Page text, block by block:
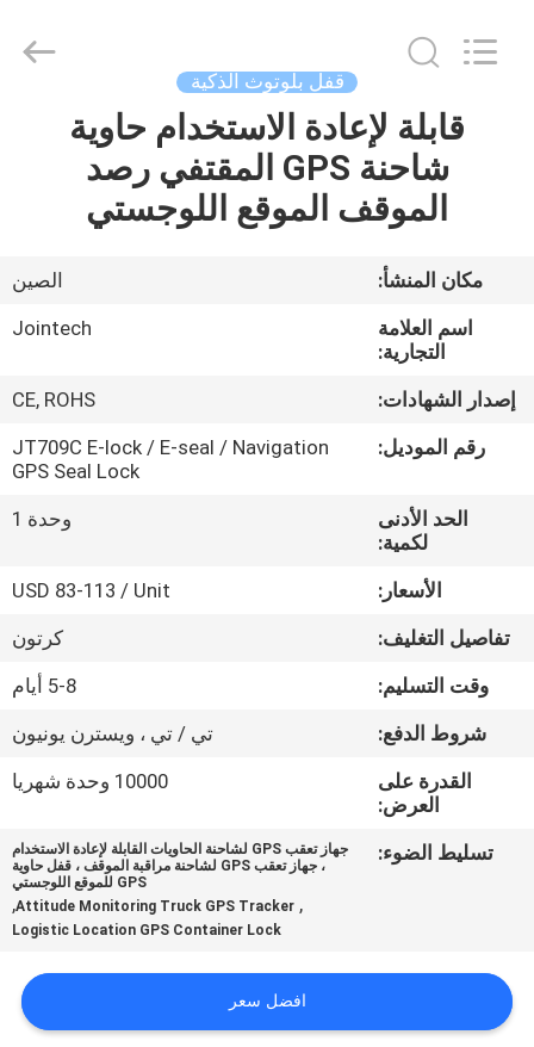
الصفحة
الرئيسية
عرض
الافتراضي
في
المعمل
مراقبة
الجودة
اتصل
اطلب
اقتباس
قفل بلوتوث الذكية
قابلة لإعادة الاستخدام حاوية
شاحنة GPS المقتفي رصد
الموقف الموقع اللوجستي
مكان المنشأ:
الصين
اسم العلامة
التجارية:
Jointech
إصدار الشهادات:
CE, ROHS
رقم الموديل:
JT709C E-lock / E-seal / Navigation
GPS Seal Lock
الحد الأدنى
لكمية:
وحدة 1
الأسعار:
USD 83-113 / Unit
تفاصيل التغليف:
كرتون
وقت التسليم:
5-8 أيام
شروط الدفع:
تي / تي ، ويسترن يونيون
القدرة على
العرض:
10000 وحدة شهريا
تسليط الضوء:
جهاز تعقب GPS لشاحنة الحاويات القابلة لإعادة الاستخدام
، جهاز تعقب GPS لشاحنة مراقبة الموقف ، قفل حاوية
GPS للموقع اللوجستي
,
Attitude Monitoring Truck GPS Tracker
,
Logistic Location GPS Container Lock
افضل سعر